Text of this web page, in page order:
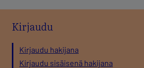
Kirjaudu
Kirjaudu hakijana
Kirjaudu sisäisenä hakijana